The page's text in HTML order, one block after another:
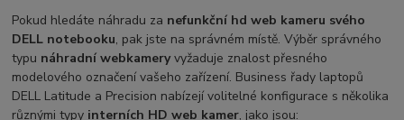
Pokud hledáte náhradu za nefunkční hd web kameru svého
DELL notebooku, pak jste na správném místě. Výběr správného
typu náhradní webkameryvyžaduje znalost přesného
modelového označení vašeho zařízení. Business řady laptopů
DELL Latitude a Precision nabízejí volitelné konfigurace s několika
různými typy interních HD web kamer, jako jsou: